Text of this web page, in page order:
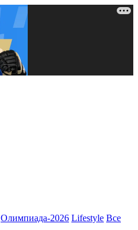
Олимпиада-2026 Lifestyle Все